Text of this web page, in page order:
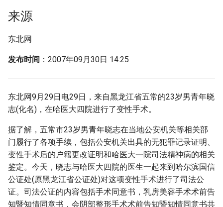
a
r
h
来源
东北网
发布时间 ：2007年09月30日 14:25
东北网9月29日电29日，来自黑龙江省五常的23岁男青年晓
志(化名)，在哈医大四院进行了变性手术。
据了解，五常市23岁男青年晓志在当地公安机关等相关部
门履行了各项手续，包括公安机关出具的无犯罪记录证明、
变性手术后的户籍更改证明和哈医大一院司法精神病的相关
鉴定。今天，晓志与哈医大四院的医生一起来到哈尔滨国信
公证处(原黑龙江省公证处)对这项变性手术进行了司法公
证。司法公证的内容包括手术同意书，乳房美容手术术前告
知暨知情同意书，会阴部整形手术术前告知暨知情同意书共